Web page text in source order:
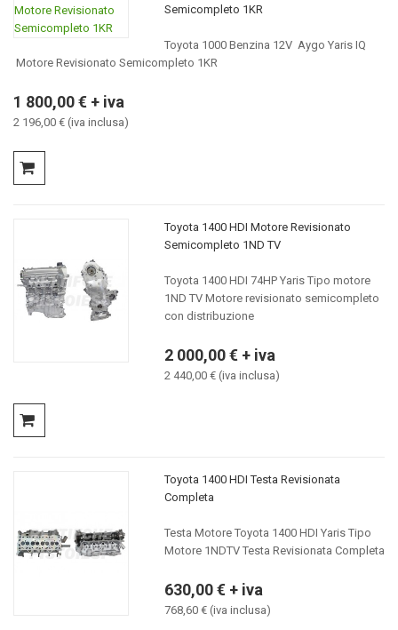
Semicompleto 1KR
Toyota 1000 Benzina 12V Aygo Yaris IQ
Motore Revisionato Semicompleto 1KR
1 800,00 € + iva
2 196,00 € (iva inclusa)
Toyota 1400 HDI Motore Revisionato
Semicompleto 1ND TV
Toyota 1400 HDI 74HP Yaris Tipo motore
1ND TV Motore revisionato semicompleto
con distribuzione
2 000,00 € + iva
2 440,00 € (iva inclusa)
Toyota 1400 HDI Testa Revisionata
Completa
Testa Motore Toyota 1400 HDI Yaris Tipo
Motore 1NDTV Testa Revisionata Completa
630,00 € + iva
768,60 € (iva inclusa)